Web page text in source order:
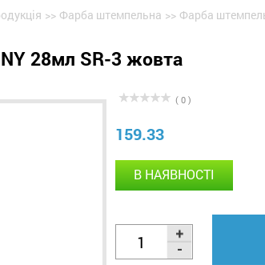
>> Фарба штемпельна >> Фарба
28мл SR-3 жовта
( 0 )
159.33
В НАЯВНОСТІ